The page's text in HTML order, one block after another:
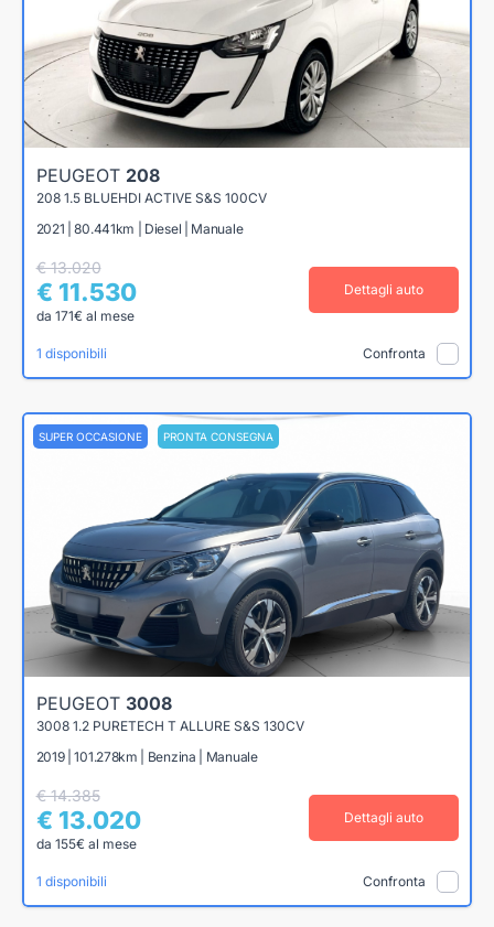
PEUGEOT 208
208 1.5 BLUEHDI ACTIVE S&S 100CV
2021 | 80.441km | Diesel | Manuale
€ 13.020
€ 11.530
da 171€ al mese
Dettagli auto
1 disponibili Confronta
SUPER OCCASIONE PRONTA CONSEGNA
PEUGEOT 3008
3008 1.2 PURETECH T ALLURE S&S 130CV
2019 | 101.278km | Benzina | Manuale
€ 14.385
€ 13.020
da 155€ al mese
Dettagli auto
1 disponibili Confronta